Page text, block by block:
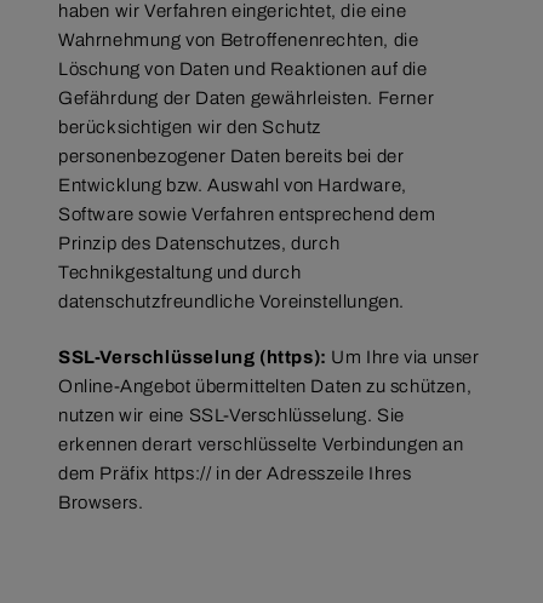
haben wir Verfahren eingerichtet, die eine
Wahrnehmung von Betroffenenrechten, die
Löschung von Daten und Reaktionen auf die
Gefährdung der Daten gewährleisten. Ferner
berücksichtigen wir den Schutz
personenbezogener Daten bereits bei der
Entwicklung bzw. Auswahl von Hardware,
Software sowie Verfahren entsprechend dem
Prinzip des Datenschutzes, durch
Technikgestaltung und durch
datenschutzfreundliche Voreinstellungen.
SSL-Verschlüsselung (https): Um Ihre via unser
Online-Angebot übermittelten Daten zu schützen,
nutzen wir eine SSL-Verschlüsselung. Sie
erkennen derart verschlüsselte Verbindungen an
dem Präfix https:// in der Adresszeile Ihres
Browsers.